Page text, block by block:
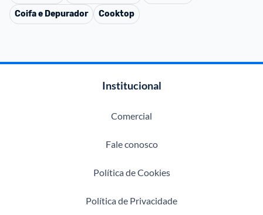
Coifa e Depurador
Cooktop
Institucional
Comercial
Fale conosco
Política de Cookies
Política de Privacidade